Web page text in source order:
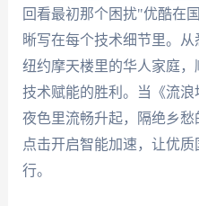
回看最初那个困扰"优酷在
晰写在每个技术细节里。
纽约摩天楼里的华人家庭
技术赋能的胜利。当《流
夜色里流畅升起，隔绝乡
点击开启智能加速，让优
行。